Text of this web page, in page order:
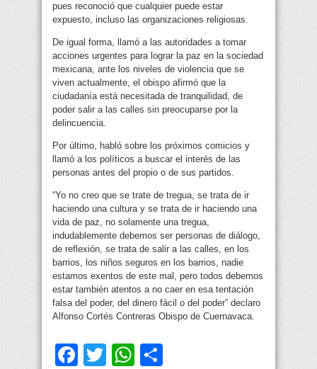
pues reconoció que cualquier puede estar
expuesto, incluso las organizaciones religiosas.
De igual forma, llamó a las autoridades a tomar
acciones urgentes para lograr la paz en la sociedad
mexicana, ante los niveles de violencia que se
viven actualmente, el obispo afirmó que la
ciudadanía está necesitada de tranquilidad, de
poder salir a las calles sin preocuparse por la
delincuencia.
Por último, habló sobre los próximos comicios y
llamó a los políticos a buscar el interés de las
personas antes del propio o de sus partidos.
“Yo no creo que se trate de tregua, se trata de ir
haciendo una cultura y se trata de ir haciendo una
vida de paz, no solamente una tregua,
indudablemente debemos ser personas de diálogo,
de reflexión, se trata de salir a las calles, en los
barrios, los niños seguros en los barrios, nadie
estamos exentos de este mal, pero todos debemos
estar también atentos a no caer en esa tentación
falsa del poder, del dinero fácil o del poder” declaro
Alfonso Cortés Contreras Obispo de Cuernavaca.
Facebook
TwitterWhatsApp